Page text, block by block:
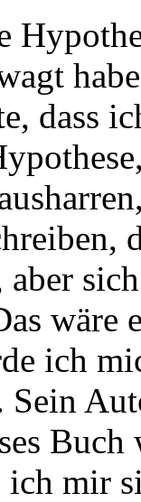
dass
wäre
ich
Sein
ich mir